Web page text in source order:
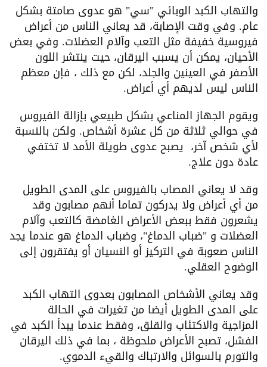
والتهاب الكبد الوبائي "سي" هو عدوى صامتة بشكل
عام. وفي وقت الإصابة، قد يعاني الناس من أعراض
فيروسية خفيفة مثل التعب وآلام العضلات. وفي بعض
الأحيان، يمكن أن يسبب اليرقان، حيت ينتشر اللون
الأصفر في العينين والجلد، لكن مع ذلك ، فإن معظم
الناس ليس لديهم أي أعراض.
ويقوم الجهاز المناعي بشكل طبيعي بإزالة الفيروس
في حوالي ثلاثة من كل عشرة أشخاص. ولكن بالنسبة
لأي شخص آخر، يصبح عدوى طويلة الأمد لا تختفي
عادة دون علاج.
وقد لا يعاني المصاب بالفيروس على المدى الطويل
من أي أعراض ولا يدركون تماما أنهم مصابون وقد
يشعرون فقط ببعض الأعراض الغامضة كالتعب وآلام
العضلات و "ضباب الدماغ"، وضباب الدماغ هو عندما يجد
الناس صعوبة في التركيز أو النسيان أو يفتقرون إلى
الوضوح العقلي.
وقد يعاني الأشخاص المصابون بعدوى التهاب الكبد
على المدى الطويل أيضا من تغيرات في الحالة
المزاجية والاكتئاب والقلق، وفقط عندما يبدأ الكبد في
الفشل، تصبح الأعراض ملحوظة ، بما في ذلك اليرقان
والتورم بالسوائل والارتباك والقيء الدموي.